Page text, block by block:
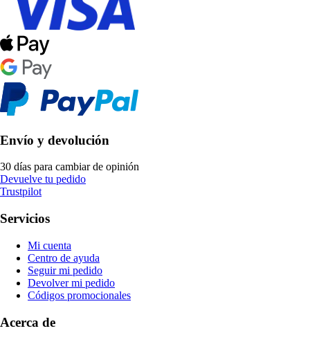
Envío y devolución
30 días para cambiar de opinión
Devuelve tu pedido
Trustpilot
Servicios
Mi cuenta
Centro de ayuda
Seguir mi pedido
Devolver mi pedido
Códigos promocionales
Acerca de